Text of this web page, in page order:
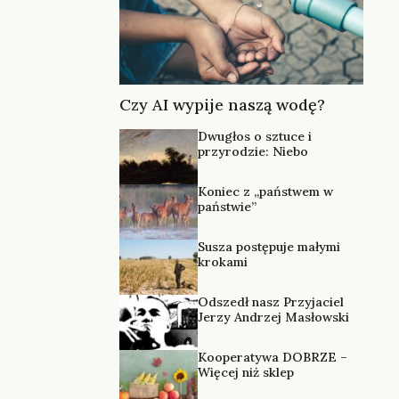
Czy AI wypije naszą wodę?
Dwugłos o sztuce i
przyrodzie: Niebo
Koniec z „państwem w
państwie”
Susza postępuje małymi
krokami
Odszedł nasz Przyjaciel
Jerzy Andrzej Masłowski
Kooperatywa DOBRZE –
Więcej niż sklep